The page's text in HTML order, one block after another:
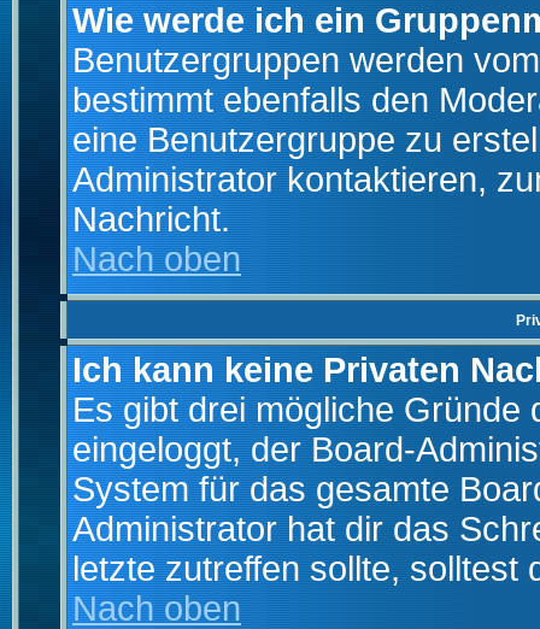
Wie werde ich ein
Benutzergruppen werden
bestimmt ebenfalls den
eine Benutzergruppe zu
Administrator kontaktieren,
Nachricht.
Nach oben
Ich kann keine Privaten
Es gibt drei mögliche Gründe
eingeloggt, der Board-
System für das gesamte
Administrator hat dir das
letzte zutreffen sollte, solltest
Nach oben